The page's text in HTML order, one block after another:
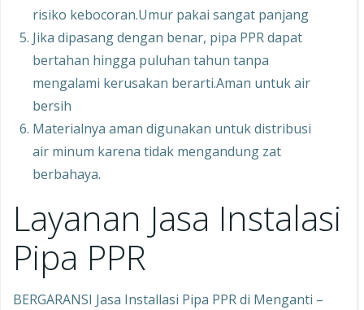
risiko kebocoran.Umur pakai sangat panjang
Jika dipasang dengan benar, pipa PPR dapat
bertahan hingga puluhan tahun tanpa
mengalami kerusakan berarti.Aman untuk air
bersih
Materialnya aman digunakan untuk distribusi
air minum karena tidak mengandung zat
berbahaya.
Layanan Jasa Instalasi
Pipa PPR
BERGARANSI Jasa Installasi Pipa PPR di Menganti –